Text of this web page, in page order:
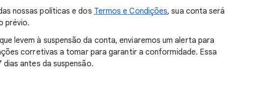
nossas políticas e dos Termos e Condições, sua conta será
prévio.
que levem à suspensão da conta, enviaremos um alerta para
corretivas a tomar para garantir a conformidade. Essa
antes da suspensão.